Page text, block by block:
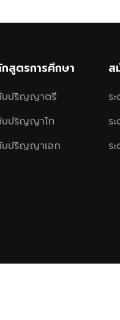
สูตรการศึกษา
บปริญญาตรี
บปริญญาโท
บปริญญาเอก
ส
ร
ร
ร